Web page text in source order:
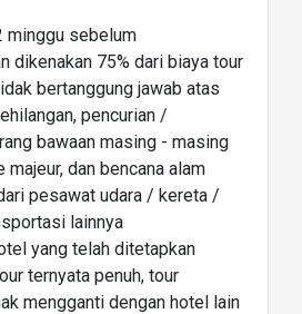
minggu sebelum
dikenakan 75% dari biaya tour
bertanggung jawab atas
pencurian /
bawaan masing - masing
dan bencana alam
pesawat udara / kereta /
lainnya
yang telah ditetapkan
ternyata penuh, tour
mengganti dengan hotel lain